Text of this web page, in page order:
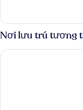
Phòng
truyền
thống
Nơi lưu trú tương
Real de Minas San